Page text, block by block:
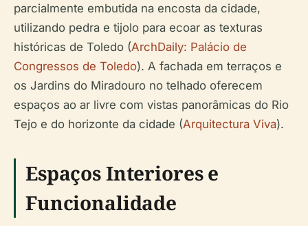
parcialmente embutida na encosta da cidade,
utilizando pedra e tijolo para ecoar as texturas
históricas de Toledo (ArchDaily: Palácio de
Congressos de Toledo). A fachada em terraços e
os Jardins do Miradouro no telhado oferecem
espaços ao ar livre com vistas panorâmicas do Rio
Tejo e do horizonte da cidade (Arquitectura Viva).
Espaços Interiores e
Funcionalidade